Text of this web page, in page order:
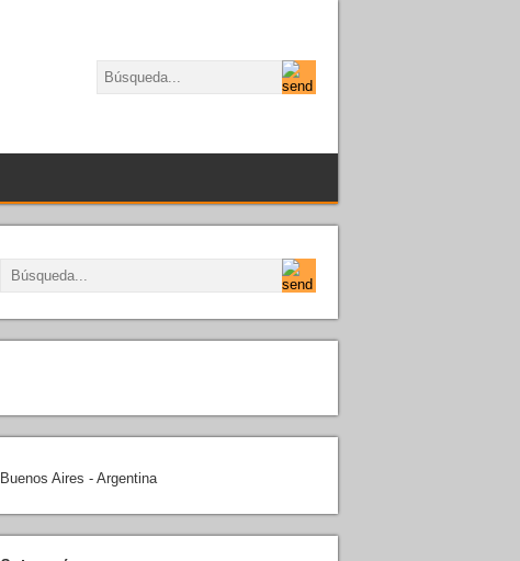
Buenos Aires - Argentina